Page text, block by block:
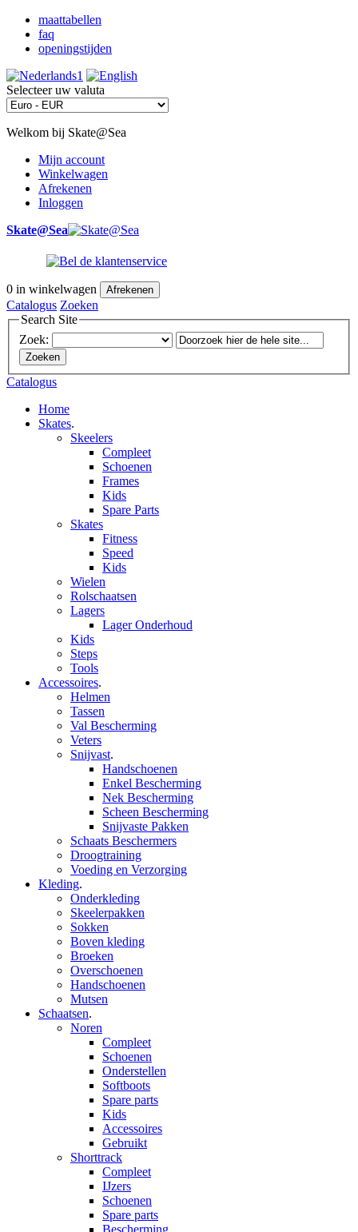
maattabellen
faq
openingstijden
Selecteer uw valuta
Welkom bij Skate@Sea
Mijn account
Winkelwagen
Afrekenen
Inloggen
Skate@Sea
0 in winkelwagen Afrekenen
Catalogus Zoeken
Search Site
Zoek:
Zoeken
Catalogus
Home
Skates.
Skeelers
Compleet
Schoenen
Frames
Kids
Spare Parts
Skates
Fitness
Speed
Kids
Wielen
Rolschaatsen
Lagers
Lager Onderhoud
Kids
Steps
Tools
Accessoires.
Helmen
Tassen
Val Bescherming
Veters
Snijvast.
Handschoenen
Enkel Bescherming
Nek Bescherming
Scheen Bescherming
Snijvaste Pakken
Schaats Beschermers
Droogtraining
Voeding en Verzorging
Kleding.
Onderkleding
Skeelerpakken
Sokken
Boven kleding
Broeken
Overschoenen
Handschoenen
Mutsen
Schaatsen.
Noren
Compleet
Schoenen
Onderstellen
Softboots
Spare parts
Kids
Accessoires
Gebruikt
Shorttrack
Compleet
IJzers
Schoenen
Spare parts
Bescherming